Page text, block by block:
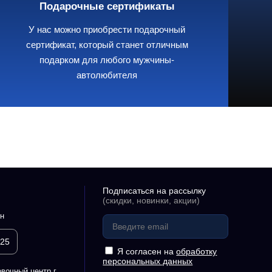
Подарочные сертификаты
У нас можно приобрести подарочный
сертификат, который станет отличным
подарком для любого мужчины-
автолюбителя
Подписаться на рассылку
(скидки, новинки, акции)
Я согласен наобработку
персональных данных